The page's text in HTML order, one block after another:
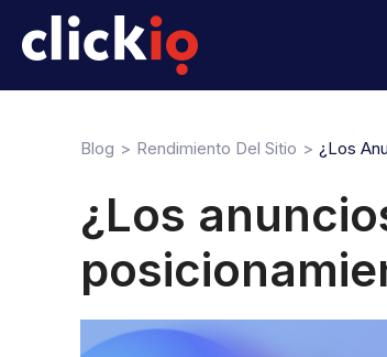
Blog Rendimiento Del Sitio ¿Los
¿Los